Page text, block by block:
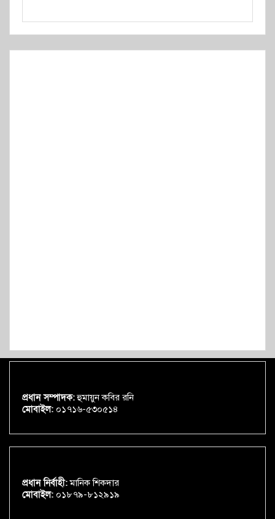
প্রধান সম্পাদক:হুমায়ুন কবির রনি
মোবাইল: ০১৭১৬-৫৩০৫১৪
প্রধান নির্বাহী:মানিক শিকদার
মোবাইল: ০১৮৭৯-৮১২৯১৯